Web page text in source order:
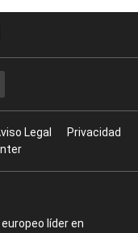
Legal
Privacidad
líder en